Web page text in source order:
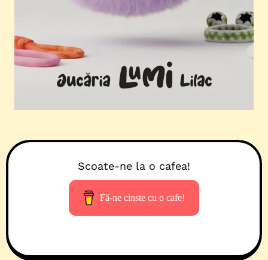
Scoate-ne la o cafea!
Fă-ne cinste cu o cafe!